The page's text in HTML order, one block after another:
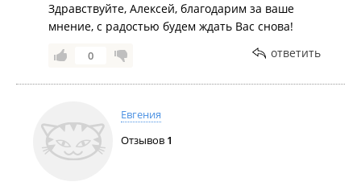
Здравствуйте, Алексей, благодарим за ваше
мнение, с радостью будем ждать Вас снова!
0 ответить
Евгения
Отзывов 1